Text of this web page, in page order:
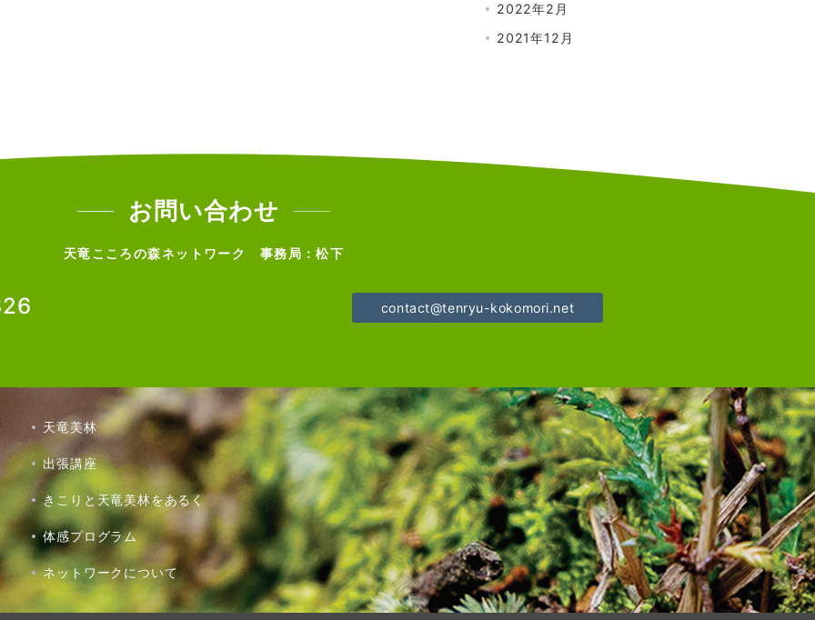
2022年2月
2021年12月
お問い合わせ
天竜こころの森ネットワーク 事務局：松下
contact@tenryu-kokomori.net
天竜美林
出張講座
きこりと天竜美林をあるく
体感プログラム
ネットワークについて